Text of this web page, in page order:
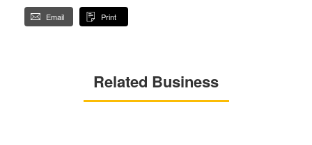
Email Print
Related Business